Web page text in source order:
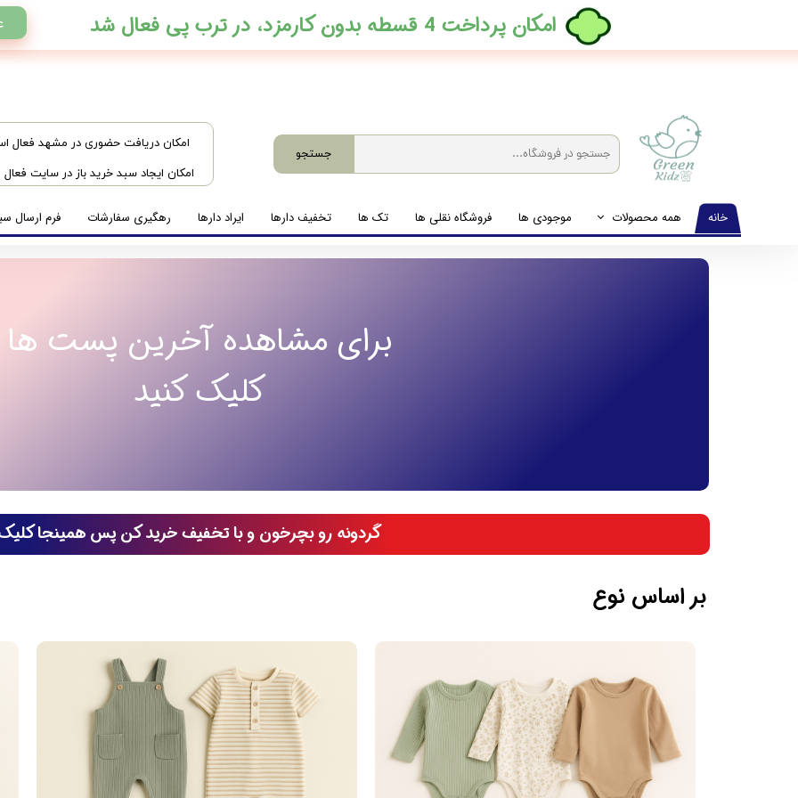
​امکان دریافت حضوری در مشهد فعال
امکان ایجاد سبد خرید باز در سایت
جستجو
خانه همه محصولات
لباس نوزاد تا نوجوان
موجودی ها فروشگاه نقلی ها تک ها تخفیف دارها ایراد دارها رهگیری سفارشات فرم ارسال
​امکان پرداخت 4 قسطه بدون کارمزد، در ترب پی فعال شد
برای مشاهده آخرین پست ها
کلیک کنید
گردونه رو بچرخون و با تخفیف خرید کن پس همینجا
بر اساس نوع